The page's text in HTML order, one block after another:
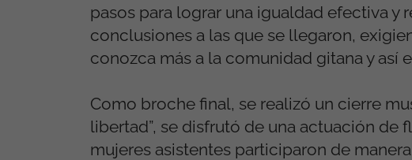
pasos para lograr una igualdad efectiva y
conclusiones a las que se llegaron,
conozca más a la comunidad gitana y así
Como broche final, se realizó un cierre
libertad”, se disfrutó de una actuación de
mujeres asistentes participaron de